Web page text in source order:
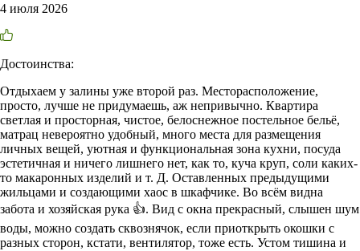
4 июля 2026
Достоинства:
Отдыхаем у залины уже второй раз. Месторасположение,
просто, лучше не придумаешь, аж непривычно. Квартира
светлая и просторная, чистое, белоснежное постельное бельё,
матрац невероятно удобный, много места для размещения
личных вещей, уютная и функциональная зона кухни, посуда
эстетичная и ничего лишнего нет, как то, куча круп, соли каких-
то макаронных изделий и т. Д. Оставленных предыдущими
жильцами и создающими хаос в шкафчике. Во всём видна
забота и хозяйская рука 👍. Вид с окна прекрасный, слышен шум
воды, можно создать сквознячок, если приоткрыть окошки с
разных сторон, кстати, вентилятор, тоже есть. Устом тишина и